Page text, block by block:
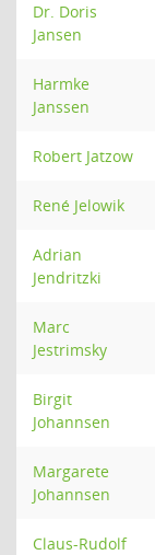
Dr. Doris
Jansen
Harmke
Janssen
Robert Jatzow
René Jelowik
Adrian
Jendritzki
Marc
Jestrimsky
Birgit
Johannsen
Margarete
Johannsen
Claus-Rudolf